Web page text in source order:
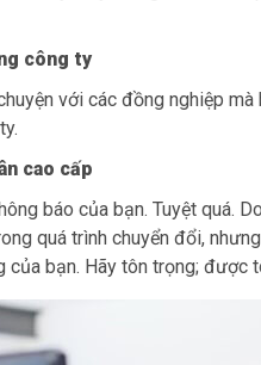
công ty
với các đồng nghiệp
cao cấp
báo của bạn. Tuyệt quá.
quá trình chuyển đổi,
của bạn. Hãy tôn trọng; được